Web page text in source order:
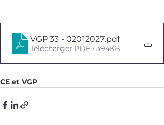
VGP 33 - 02012027.pdf
Télécharger PDF • 394KB
CE et VGP